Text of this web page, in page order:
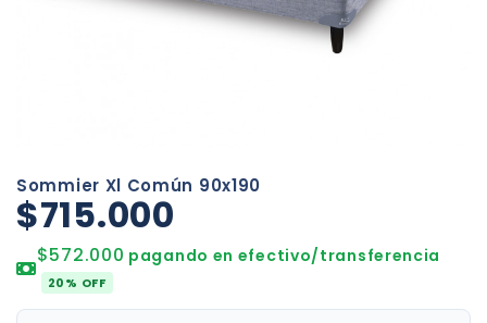
Sommier Xl Común 90x190
$715.000
$572.000 pagando en efectivo/transferencia
20% OFF